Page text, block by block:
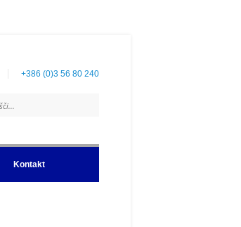
+386 (0)3 56 80 240
Kontakt